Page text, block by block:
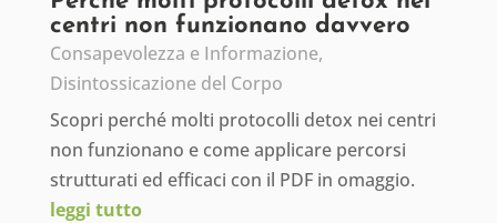
centri non funzionano davvero
Consapevolezza e Informazione,
Disintossicazione del Corpo
Scopri perché molti protocolli detox nei centri
non funzionano e come applicare percorsi
strutturati ed efficaci con il PDF in omaggio.
leggi tutto